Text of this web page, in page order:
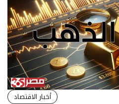
أخبار الاقتصاد